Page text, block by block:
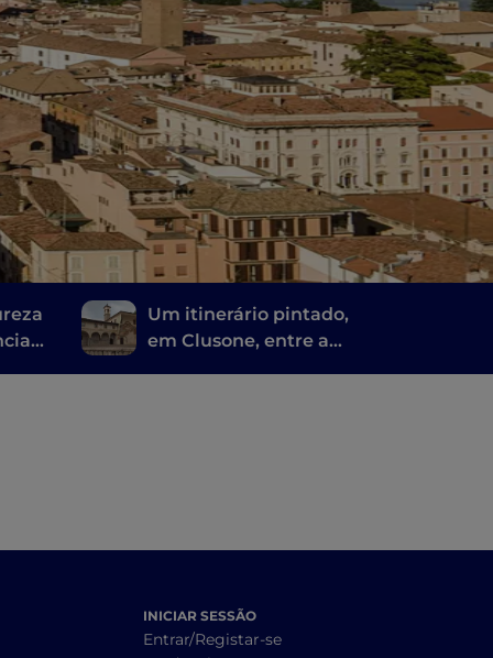
Um itinerário pintado,
em Clusone, entre a
INICIAR SESSÃO
Entrar/Registar-se